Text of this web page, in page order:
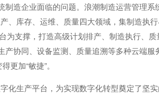
造企业面临的问题。浪潮制造运营管理系
、库存、运维、质量四大领域，集制造执
为支撑，打造高级计划排产、制造执行、
协同、设备监测、质量追溯等多种云端服
更加“敏捷”。
生产平台，为实现数字化转型奠定了坚实